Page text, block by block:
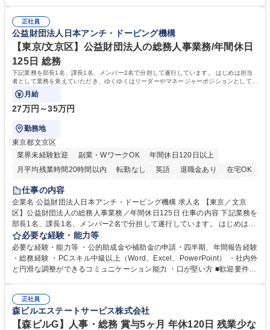
ルプロデュースしているため、商品に関わる全ての業務をサポート頂きま
す。 募集職種 東京都中央区【営業事務・貿易事務】食品商社/残業少なめ/
リモート等相談可
の強み】1991年の設立以来、外食産業を中心としたお客様の多様なニー
ズに沿った冷凍水産物等の生産・輸入・販売を一貫して手掛けています。
自社工場と海外拠点の強固な連携によるワンストップサービスが最大の強
みです。 学歴・資格 学歴：大学院 大学 語学力：英語 資格：
正社員
公益財団法人日本アンチ・ドーピング機構
【東京/文京区】公益財団法人の総務人事業務/年間休日
125日 総務
下記業務を部長1名、課長1名、メンバー2名で分担して遂行しています。 はじめは担当
者として業務を覚えていただき、ゆくゆくはリーダーやマネージャーポジションとして活
躍いただくことを期待しています。
月給
27万円～35万円
勤務地
東京都文京区
業界未経験歓迎
副業・WワークOK
年間休日120日以上
月平均残業時間20時間以内
転勤なし 英語 退職金あり
在宅OK
賞与あり
育休あり
食事補助あり
仕事の内容
企業名 公益財団法人日本アンチ・ドーピング機構 求人名 【東京／文京
区】公益財団法人の総務人事業務／年間休日125日 仕事の内容 下記業務を
部長1名、課長1名、メンバー2名で分担して遂行しています。 はじめは担
当者として業務を覚えていただき、ゆくゆくはリーダーやマネージャーポ
ジションとして活躍いただくことを期待しています。 【総務・人事グルー
プの業務内容】 ・人事制度関連 ・採用活動 ・教育研修の企画、実行 ・勤
怠管理 ・官公庁への各種提出 ・法定の会議運営（評議員会、理事会） ・
管理 ・福利厚生関連 ・職員からの問合せ、相談対応 ・その他日常の総務
業務全般 募集職種 【東京／文京区】公益財団法人の総務人事業務／年間
休日125日
必要な経験・能力等
必要な経験・能力等 ・公的助成金や補助金の申請・四半期、年間報告経験
・総務経験 ・PCスキル中級以上（Word、Excel、PowerPoint） ・社内外
と円滑な調整ができるコミュニケーション能力 ・口が堅い方 ■歓迎要件
正社員
森ビルエステートサービス株式会社
【森ビルG】人事・総務 賞与5ヶ月 年休120日 残業少な